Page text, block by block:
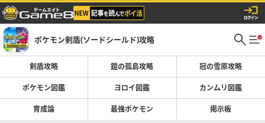
ポケモン剣盾(ソードシールド)攻略
剣盾攻略 鎧の孤島攻略 冠の雪原攻略
ポケモン図鑑 ヨロイ図鑑 カンムリ図鑑
育成論 最強ポケモン 掲示板